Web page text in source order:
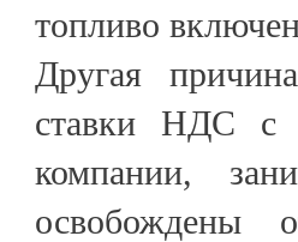
топливо
Другая
ставки НДС с
компании,